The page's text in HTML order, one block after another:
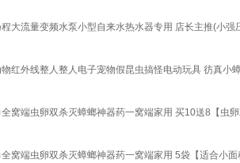
大流量变频水泵小型自来水热水器专用 店长主推(小强
红外线整人整人电子宠物假昆虫搞怪电动玩具 彷真小
窝端虫卵双杀灭蟑螂神器药一窝端家用 买10送8【虫卵
窝端虫卵双杀灭蟑螂神器药一窝端家用 5袋【适合小面